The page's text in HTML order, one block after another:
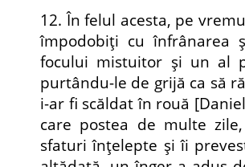
12. În felul acesta, pe
împodobiţi cu înfrânarea
focului mistuitor şi un al
purtându-le de grijă ca să
i-ar fi scăldat în rouă
care postea de multe
sfaturi înţelepte şi îi